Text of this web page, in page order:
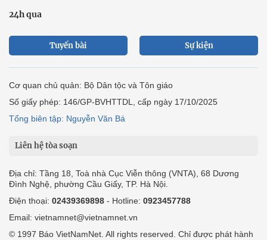
24h qua
Tuyến bài Sự kiện
Cơ quan chủ quản: Bộ Dân tộc và Tôn giáo
Số giấy phép: 146/GP-BVHTTDL, cấp ngày 17/10/2025
Tổng biên tập: Nguyễn Văn Bá
Liên hệ tòa soạn
Địa chỉ: Tầng 18, Toà nhà Cục Viễn thông (VNTA), 68 Dương
Đình Nghệ, phường Cầu Giấy, TP. Hà Nội.
Điện thoại: 02439369898 - Hotline: 0923457788
Email: vietnamnet@vietnamnet.vn
© 1997 Báo VietNamNet. All rights reserved. Chỉ được phát hành